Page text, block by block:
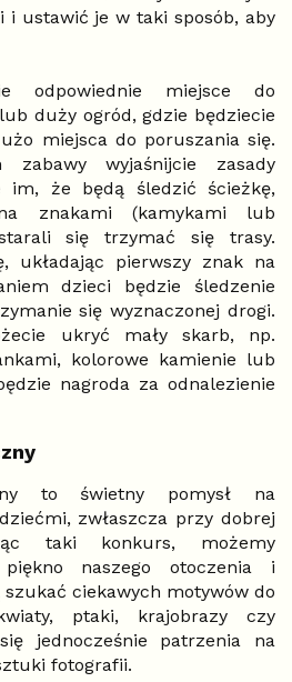
i ustawić je w taki sposób, aby
odpowiednie miejsce do
duży ogród, gdzie będziecie
miejsca do poruszania się.
zabawy wyjaśnijcie zasady
im, że będą śledzić ścieżkę,
znakami (kamykami lub
się trzymać się trasy.
układając pierwszy znak na
dzieci będzie śledzenie
się wyznaczonej drogi.
ukryć mały skarb, np.
kolorowe kamienie lub
nagroda za odnalezienie
to świetny pomysł na
zwłaszcza przy dobrej
taki konkurs, możemy
naszego otoczenia i
szukać ciekawych motywów do
ptaki, krajobrazy czy
jednocześnie patrzenia na
fotografii.